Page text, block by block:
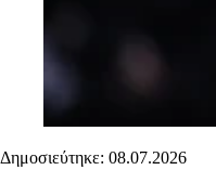
Δημοσιεύτηκε: 08.07.2026